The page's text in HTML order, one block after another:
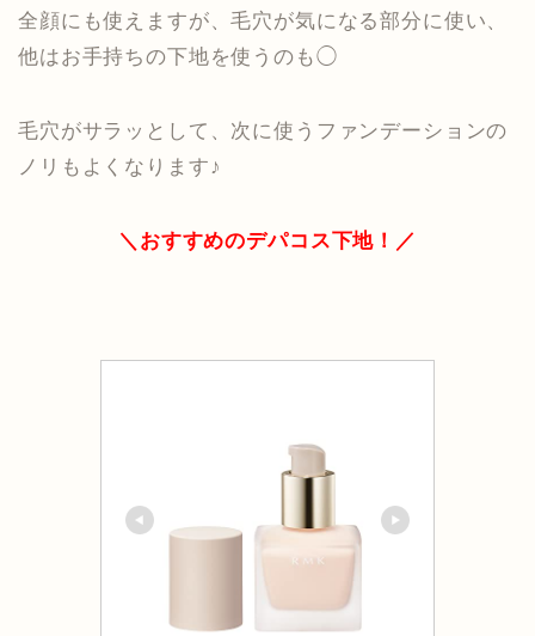
全顔にも使えますが、毛穴が気になる部分に使い、
他はお手持ちの下地を使うのも◯
毛穴がサラッとして、次に使うファンデーションの
ノリもよくなります♪
＼おすすめのデパコス下地！／